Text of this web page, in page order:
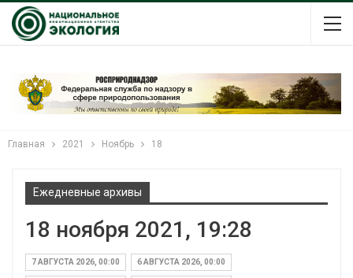
Главная 2021 Ноябрь 18
Ежедневные архивы
18 ноября 2021, 19:28
7 АВГУСТА 2026, 00:00 6 АВГУСТА 2026, 00:00